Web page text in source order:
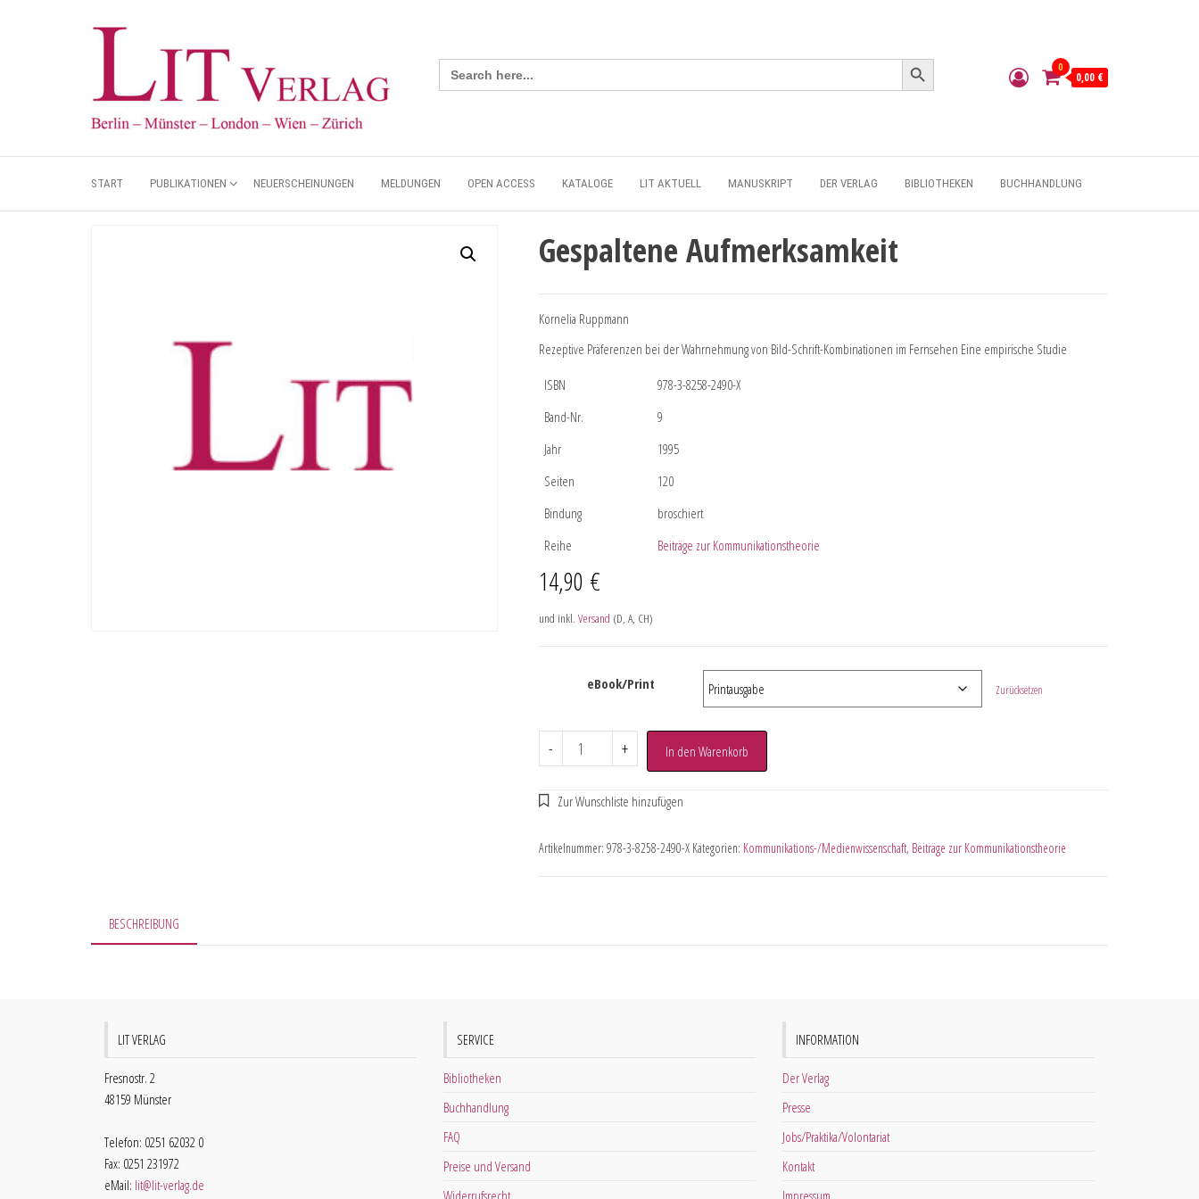
Search
for:
Search Button
0
0,00 €
START PUBLIKATIONEN NEUERSCHEINUNGEN MELDUNGEN OPEN ACCESS KATALOGE LIT AKTUELL MANUSKRIPT DER VERLAG BIBLIOTHEKEN BUCHHANDLUNG
Gespaltene Aufmerksamkeit
Kornelia Ruppmann
Rezeptive Präferenzen bei der Wahrnehmung von Bild-Schrift-Kombinationen im Fernsehen Eine empirische Studie
ISBN
978-3-8258-2490-X
Band-Nr.
9
Jahr
1995
Seiten
120
Bindung
broschiert
Reihe
Beiträge zur Kommunikationstheorie
14,90 €
und inkl. Versand (D, A, CH)
eBook/Print Zurücksetzen
- + In den Warenkorb
Artikelnummer: 978-3-8258-2490-X Kategorien: Kommunikations-/Medienwissenschaft, Beiträge zur Kommunikationstheorie
BESCHREIBUNG
LIT VERLAG
Fresnostr. 2
48159 Münster
Telefon: 0251 62032 0
Fax: 0251 231972
eMail: lit@lit-verlag.de
SERVICE
Bibliotheken
Buchhandlung
FAQ
Preise und Versand
Widerrufsrecht
INFORMATION
Der Verlag
Presse
Jobs/Praktika/Volontariat
Kontakt
Impressum